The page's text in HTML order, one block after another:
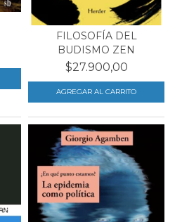
FILOSOFÍA DEL
BUDISMO ZEN
$27.900,00